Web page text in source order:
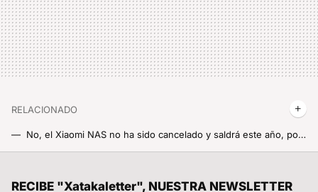
RELACIONADO
No, el Xiaomi NAS no ha sido cancelado y saldrá este año, por lo que me va a alegrar el 2026 mucho
RECIBE "Xatakaletter", NUESTRA NEWSLETTER